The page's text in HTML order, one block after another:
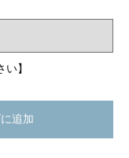
】
追加
判カン
ング